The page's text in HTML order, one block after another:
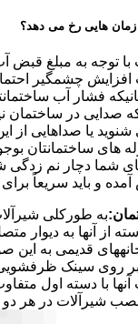
زمان هایی رخ می دهد؟
با توجه به مبلغ
چشمگیر
فشار آب
صدایی در
یا صداهایی از
های ساختمانتان
شما دچار نم
و باید سریعاً برای
به طورکلی
از آنها به دیوار
قدیمی به
بر روی سینک
با دسته اول
شیرآلات در هر دو